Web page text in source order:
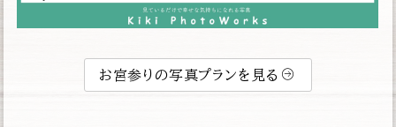
お宮参りの写真プランを見る